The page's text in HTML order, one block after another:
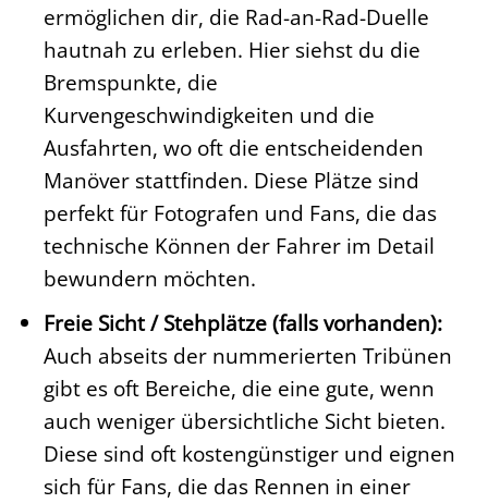
ermöglichen dir, die Rad-an-Rad-Duelle
hautnah zu erleben. Hier siehst du die
Bremspunkte, die
Kurvengeschwindigkeiten und die
Ausfahrten, wo oft die entscheidenden
Manöver stattfinden. Diese Plätze sind
perfekt für Fotografen und Fans, die das
technische Können der Fahrer im Detail
bewundern möchten.
Freie Sicht / Stehplätze (falls vorhanden):
Auch abseits der nummerierten Tribünen
gibt es oft Bereiche, die eine gute, wenn
auch weniger übersichtliche Sicht bieten.
Diese sind oft kostengünstiger und eignen
sich für Fans, die das Rennen in einer